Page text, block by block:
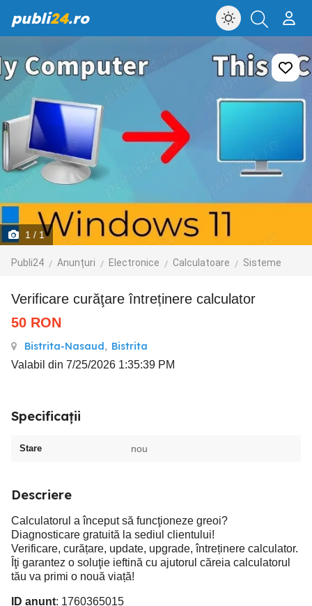
publi24.ro
1 / 1
Publi24 Anunțuri Electronice Calculatoare Sisteme
Verificare curăţare întreținere calculator
50 RON
Bistrita-Nasaud, Bistrita
Valabil din 7/25/2026 1:35:39 PM
Specificații
Stare nou
Descriere
Calculatorul a început să funcţioneze greoi?
Diagnosticare gratuită la sediul clientului!
Verificare, curățare, update, upgrade, întreținere calculator.
Îţi garantez o soluţie ieftină cu ajutorul căreia calculatorul
tău va primi o nouă viață!
ID anunț: 1760365015